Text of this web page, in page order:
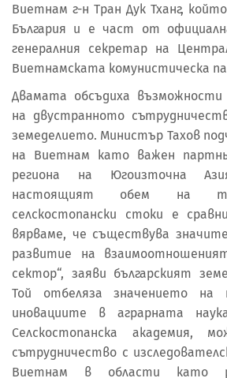
Виетнам г-н Тран Дук Тханг,
България и е част от
генералния секретар на
Виетнамската комунистическа
Двамата обсъдиха възможности
на двустранното
земеделието. Министър Тахов
на Виетнам като важен
региона на Югоизточна
настоящият обем на
селскостопански стоки е
вярваме, че съществува
развитие на
сектор“, заяви българският
Той отбеляза значението на
иновациите в аграрната
Селскостопанска академия,
сътрудничество с
Виетнам в области като